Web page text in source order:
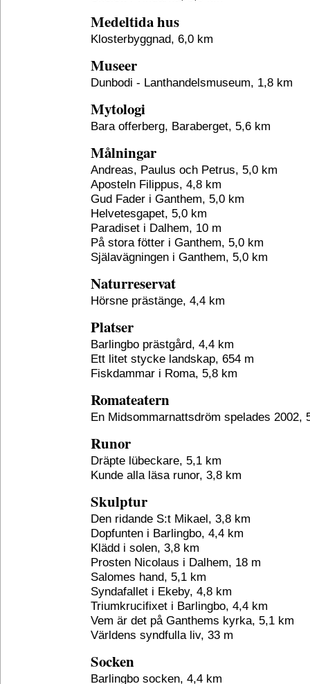
Medeltida hus
Klosterbyggnad, 6,0 km
Museer
Dunbodi - Lanthandelsmuseum, 1,8 km
Mytologi
Bara offerberg, Baraberget, 5,6 km
Målningar
Andreas, Paulus och Petrus, 5,0 km
Aposteln Filippus, 4,8 km
Gud Fader i Ganthem, 5,0 km
Helvetesgapet, 5,0 km
Paradiset i Dalhem, 10 m
På stora fötter i Ganthem, 5,0 km
Själavägningen i Ganthem, 5,0 km
Naturreservat
Hörsne prästänge, 4,4 km
Platser
Barlingbo prästgård, 4,4 km
Ett litet stycke landskap, 654 m
Fiskdammar i Roma, 5,8 km
Romateatern
En Midsommarnattsdröm spelades 2002,
Runor
Dräpte lübeckare, 5,1 km
Kunde alla läsa runor, 3,8 km
Skulptur
Den ridande S:t Mikael, 3,8 km
Dopfunten i Barlingbo, 4,4 km
Klädd i solen, 3,8 km
Prosten Nicolaus i Dalhem, 18 m
Salomes hand, 5,1 km
Syndafallet i Ekeby, 4,8 km
Triumkrucifixet i Barlingbo, 4,4 km
Vem är det på Ganthems kyrka, 5,1 km
Världens syndfulla liv, 33 m
Socken
Barlingbo socken, 4,4 km